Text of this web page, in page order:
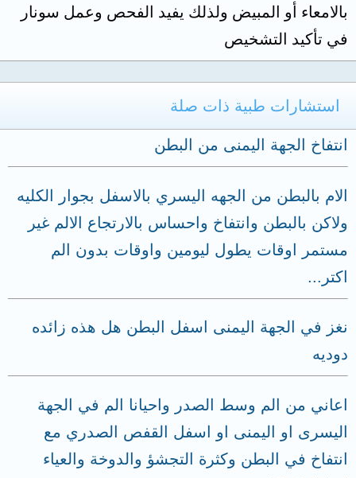
بالامعاء أو المبيض ولذلك يفيد الفحص وعمل سونار
في تأكيد التشخيص
استشارات طبية ذات صلة
انتفاخ الجهة اليمنى من البطن
الام بالبطن من الجهه اليسري بالاسفل بجوار الكليه
ولاكن بالبطن وانتفاخ واحساس بالارتجاع الالم غير
مستمر اوقات يطول ليومين واوقات بدون الم
اكتر...
نغز في الجهة اليمنى اسفل البطن هل هذه زائده
دوديه
اعاني من الم وسط الصدر واحيانا الم في الجهة
اليسرى او اليمنى او اسفل القفص الصدري مع
انتفاخ في البطن وكثرة التجشؤ والدوخة والعياء